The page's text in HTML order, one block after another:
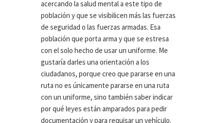
acercando la salud mental a este tipo de
población y que se visibilicen más las fuerzas
de seguridad o las fuerzas armadas. Esa
población que porta arma y que se estresa
con el solo hecho de usar un uniforme. Me
gustaría darles una orientación a los
ciudadanos, porque creo que pararse en una
ruta no es únicamente pararse en una ruta
con un uniforme, sino también saber indicar
por qué leyes están amparados para pedir
documentación y para requisar un vehículo.